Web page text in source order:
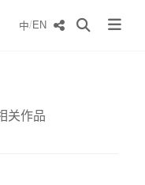
中/EN
关作品